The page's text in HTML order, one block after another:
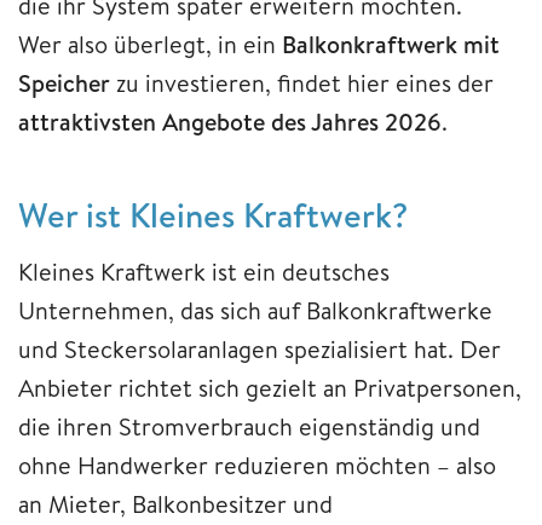
Wer also überlegt, in ein Balkonkraftwerk mit
Speicherzu investieren, findet hier eines der
attraktivsten Angebote des Jahres 2026.
Wer ist Kleines Kraftwerk?
Kleines Kraftwerk ist ein deutsches
Unternehmen, das sich auf Balkonkraftwerke
und Steckersolaranlagen spezialisiert hat. Der
Anbieter richtet sich gezielt an Privatpersonen,
die ihren Stromverbrauch eigenständig und
ohne Handwerker reduzieren möchten – also
an Mieter, Balkonbesitzer und